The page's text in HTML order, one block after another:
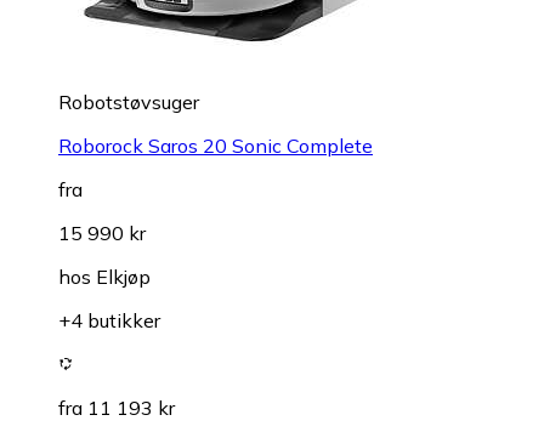
Robotstøvsuger
Roborock Saros 20 Sonic Complete
fra
15 990 kr
hos Elkjøp
+4 butikker
fra 11 193 kr